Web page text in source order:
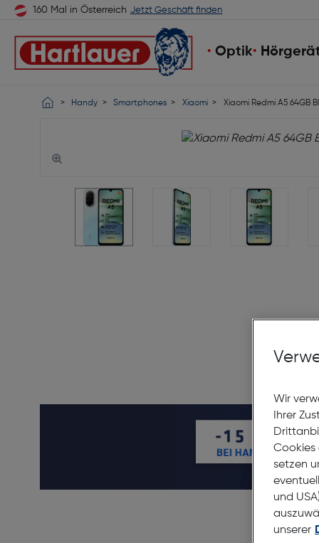
160 Mal in Österreich Jetzt Geschäft finden
Optik
Handy Smartphones Xiaomi Xiaomi Redmi A5 64GB
Wir
Ihrer
Cookies
setzen
und
unserer